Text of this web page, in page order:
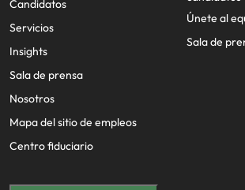
Candidatos
Servicios
Insights
Sala de prensa
Nosotros
Mapa del sitio de empleos
Centro fiduciario
Únete al
Sala de